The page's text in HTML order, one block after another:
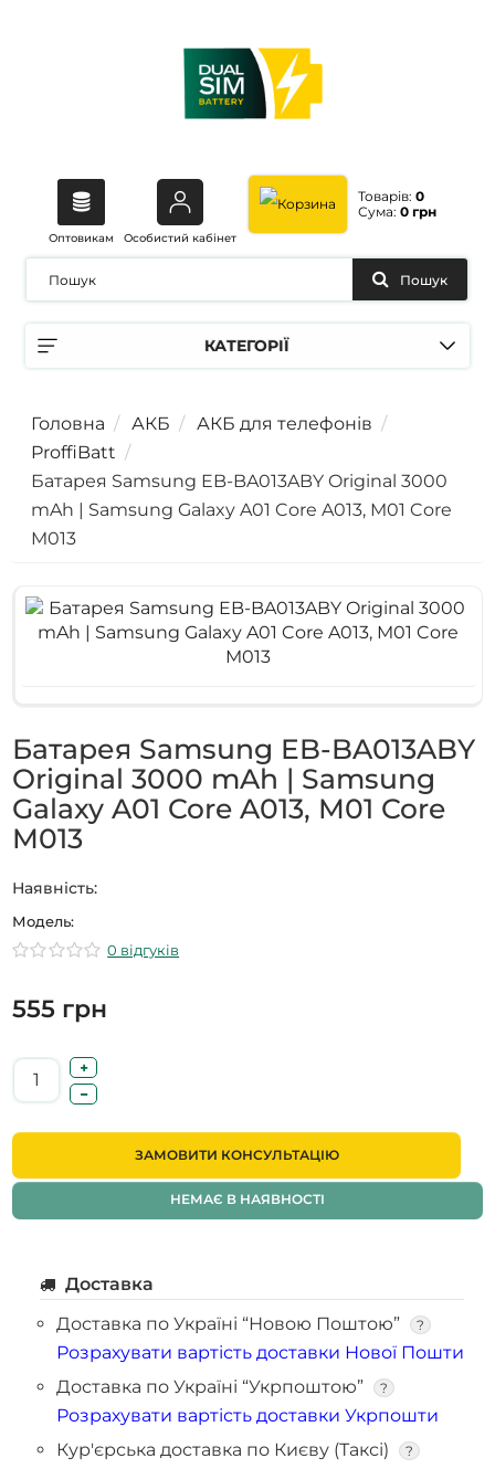
Оптовикам Особистий кабінет
Товарів: 0
Сума: 0 грн
КАТЕГОРІЇ
Пошук
Головна АКБ
АКБ для телефонів
ProffiBatt
Батарея Samsung EB-BA013ABY Original 3000
mAh | Samsung Galaxy A01 Core A013, M01 Core
M013
Батарея Samsung EB-BA013ABY
Original 3000 mAh | Samsung
Galaxy A01 Core A013, M01 Core
M013
Наявність:
Модель:
0 відгуків
555 грн
ЗАМОВИТИ КОНСУЛЬТАЦІЮ
НЕМАЄ В НАЯВНОСТІ
Доставка
Доставка по Україні “Новою Поштою”
?
Розрахувати вартість доставки Нової Пошти
Доставка по Україні “Укрпоштою”
?
Розрахувати вартість доставки Укрпошти
Кур'єрська доставка по Києву (Таксі)
?